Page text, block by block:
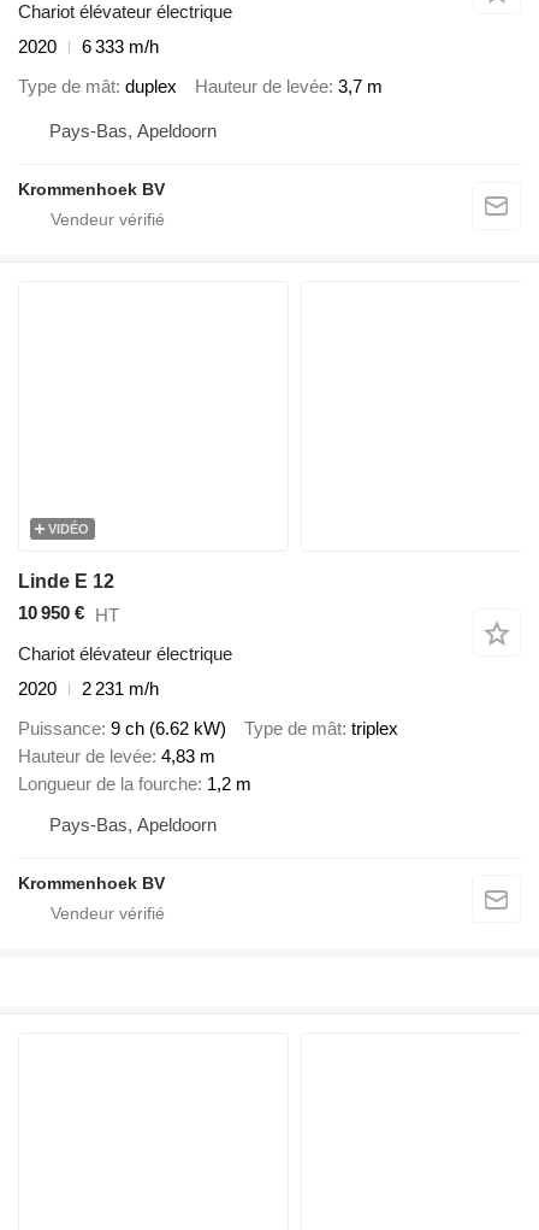
Chariot élévateur électrique
2020
6 333 m/h
Type de mât duplex Hauteur de levée 3,7 m
Pays-Bas, Apeldoorn
Krommenhoek BV
VIDÉO
Linde E 12
10 950 € HT
Chariot élévateur électrique
2020
2 231 m/h
Puissance 9 ch (6.62 kW) Type de mât triplex
Hauteur de levée 4,83 m
Longueur de la fourche 1,2 m
Pays-Bas, Apeldoorn
Krommenhoek BV